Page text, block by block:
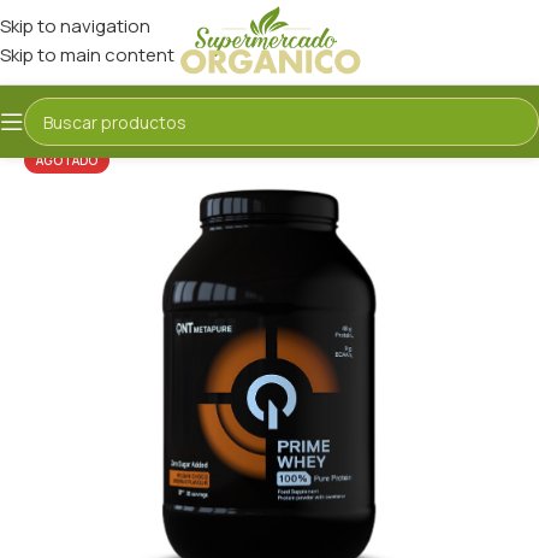
Skip to navigation
Skip to main content
AGOTADO